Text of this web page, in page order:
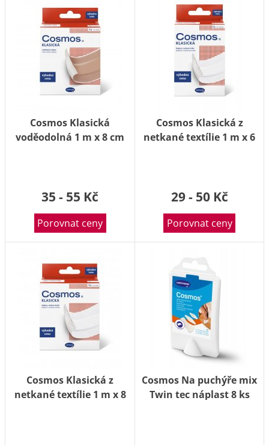
Cosmos Klasická
voděodolná 1 m x 8 cm
35 - 55 Kč
Porovnat ceny
Cosmos Klasická z
netkané textílie 1 m x 6
29 - 50 Kč
Porovnat ceny
Cosmos Klasická z
netkané textílie 1 m x 8
Cosmos Na puchýře mix
Twin tec náplast 8 ks